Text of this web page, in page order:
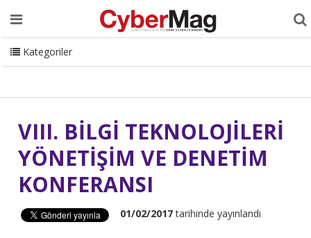
Ana Sayfa Hakkımızda Dergi Editörden
Danışmanlık
ISC Turkey Sizden Gelenler
İletişim
CyberMag Logo
Kategoriler
VIII. BİLGİ TEKNOLOJİLERİ
YÖNETİŞİM VE DENETİM
KONFERANSI
01/02/2017tarihinde yayınlandı